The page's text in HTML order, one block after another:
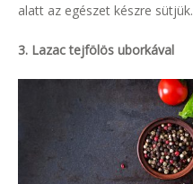
alatt az egészet készre sütjük.
3. Lazac tejfölös uborkával